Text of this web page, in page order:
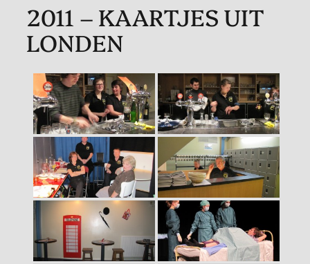
2011 – KAARTJES UIT
LONDEN